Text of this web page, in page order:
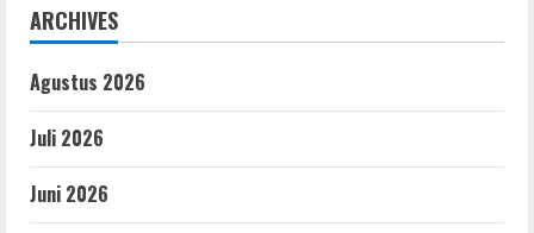
ARCHIVES
Agustus 2026
Juli 2026
Juni 2026